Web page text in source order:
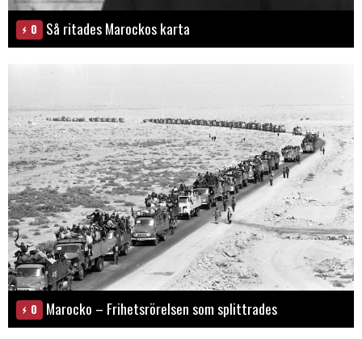
0 Så ritades Marockos karta
0 Marocko – Frihetsrörelsen som splittrades